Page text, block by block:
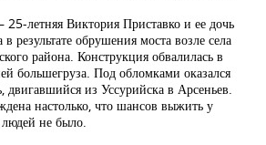
25-летняя Виктория Приставко и ее дочь
результате обрушения моста возле села
района. Конструкция обвалилась в
большегруза. Под обломками оказался
двигавшийся из Уссурийска в Арсеньев.
настолько, что шансов выжить у
не было.